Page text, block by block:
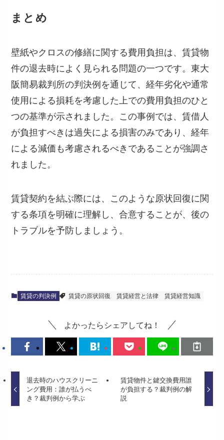
まとめ
壁紙やクロスの修繕に関する費用負担は、賃貸物
件の退去時によく見られる問題の一つです。東大
阪簡易裁判所の判決例を通じて、経年劣化や通常
使用による損耗を考慮した上での費用負担のひと
つの基準が示されました。この事例では、賃借人
が負担すべきは過失による損害のみであり、経年
による減価も考慮されるべきであることが強調さ
れました。
賃貸契約を結ぶ際には、このような原状回復に関
する条項を明確に理解し、合意することが、後の
トラブルを予防しましょう。
賃貸の判決例 賃貸の原状回復 賃貸経営と法律 賃貸経営知識
よかったらシェアしてね！
退去時のハウスクリーニ
ング費用：誰が払うべ
き？裁判例から学ぶ
賃貸物件と鍵交換費用誰
が負担する？裁判例の解
説